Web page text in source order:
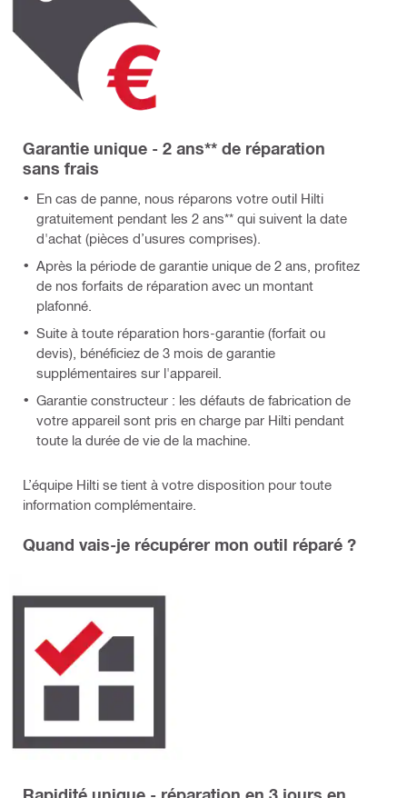
Garantie unique - 2 ans** de réparation
sans frais
En cas de panne, nous réparons votre outil Hilti
gratuitement pendant les 2 ans** qui suivent la date
d'achat (pièces d’usures comprises).
Après la période de garantie unique de 2 ans, profitez
de nos forfaits de réparation avec un montant
plafonné.
Suite à toute réparation hors-garantie (forfait ou
devis), bénéficiez de 3 mois de garantie
supplémentaires sur l'appareil.
Garantie constructeur : les défauts de fabrication de
votre appareil sont pris en charge par Hilti pendant
toute la durée de vie de la machine.
L’équipe Hilti se tient à votre disposition pour toute
information complémentaire.
Quand vais-je récupérer mon outil réparé ?